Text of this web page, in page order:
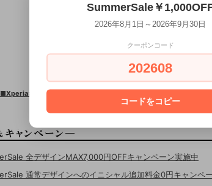
スワロフスキー
全デザインMAX7,000円OFFキャンペーン実施中
通常デザインへのイニシャル追加料金0円キャンペ
SummerSale￥
2026年8月1日～2026年9月30日
クーポンコード
202608
コードをコピー